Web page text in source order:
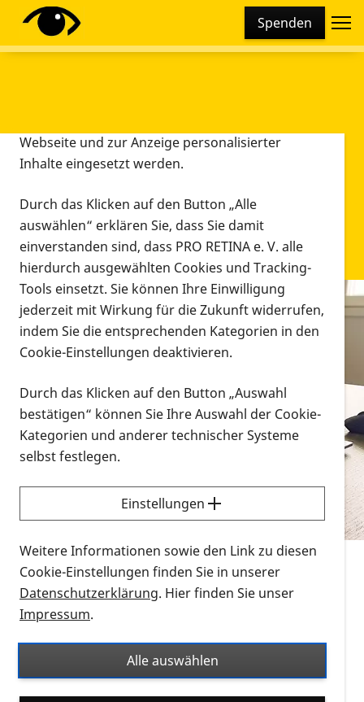
Spenden
Infomaterial
Infomaterial
Vorlesen
Alle Infomaterialien in verschiedenen
Formaten an einem Ort
Sie möchten wissen, wie Sie nach Infonmaterial
suchen und dieses bestellen bzw. herunterladen
können? Schauen Sie sich dieErklärvideos zum
Thema Infomaterial auf der PRO RETINA-Website
für blinde und sehbehinderte Menschen an.
Auf dieser Seite finden Sie sämtliches Infomaterial
Ort. Nutzen Sie den Formatfilter, um ausschließlich
nach Flyern und Broschüren, Audios oder Videos zu
suchen. Die meisten Flyer und Broschüren werden in
Diese Webseite setzt verschiedene Cookies und
Tracking-Tools ein. Dies beinhaltet Cookies und
Webseite und zur Anzeige personalisierter
Inhalte eingesetzt werden.
Durch das Klicken auf den Button „Alle
auswählen“ erklären Sie, dass Sie damit
einverstanden sind, dass PRO RETINA e. V. alle
hierdurch ausgewählten Cookies und Tracking-
Tools einsetzt. Sie können Ihre Einwilligung
jederzeit mit Wirkung für die Zukunft widerrufen,
indem Sie die entsprechenden Kategorien in den
Cookie-Einstellungen deaktivieren.
Durch das Klicken auf den Button „Auswahl
bestätigen“ können Sie Ihre Auswahl der Cookie-
Kategorien und anderer technischer Systeme
selbst festlegen.
Einstellungen
Weitere Informationen sowie den Link zu diesen
Cookie-Einstellungen finden Sie in unserer
Datenschutzerklärung. Hier finden Sie unser
Impressum.
Alle auswählen